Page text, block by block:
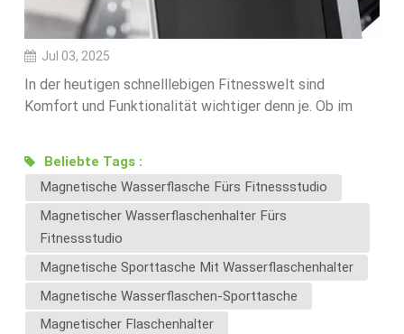
Jul 03, 2025
In der heutigen schnelllebigen Fitnesswelt sind
Komfort und Funktionalität wichtiger denn je. Ob im
kann einen großen Unterschied machen. Bei
Ecoloombag suchen wir ständig nach cleveren Lösungen
– und unser magnetischer Wasserflaschenhalter für
Sporttaschen ist eine unserer größten Innovationen.✅
Was ist ein magnetischer Wasserflaschenhalter für
Sporttaschen?Dieser clevere Halter mit
leistungsstarken Magneten der Güteklasse N52 sichert
Ihre Wasserflasche an der Außenseite Ihrer Sporttasche
Beliebte Tags :
Magnetische Wasserflasche Fürs Fitnessstudio
Magnetischer Wasserflaschenhalter Fürs
Fitnessstudio
Magnetische Sporttasche Mit Wasserflaschenhalter
Magnetische Wasserflaschen-Sporttasche
Magnetischer Flaschenhalter